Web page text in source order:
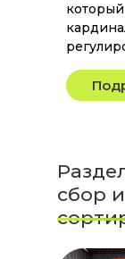
сбор и